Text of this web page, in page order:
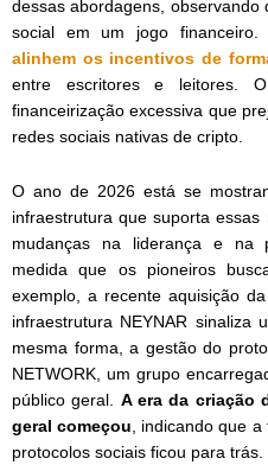
dessas abordagens,
social em um jogo financeiro.
alinhem os incentivos de
entre escritores e leitores.
financeirização excessiva que
redes sociais nativas de cripto.
O ano de 2026 está se
infraestrutura que suporta
mudanças na liderança e na
medida que os pioneiros
exemplo, a recente aquisição
infraestrutura NEYNAR sinaliza
mesma forma, a gestão do
NETWORK, um grupo
público geral. A era da criação
geral começou , indicando que
protocolos sociais ficou para trás.